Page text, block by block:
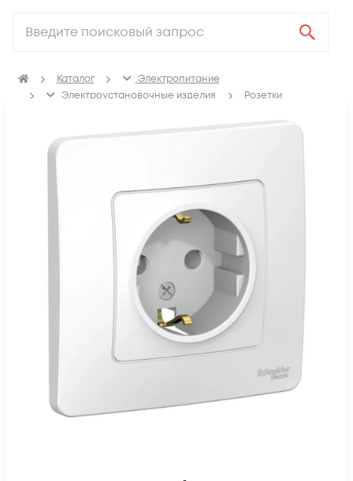
Каталог
Электропитание
Электроустановочные изделия
Розетки